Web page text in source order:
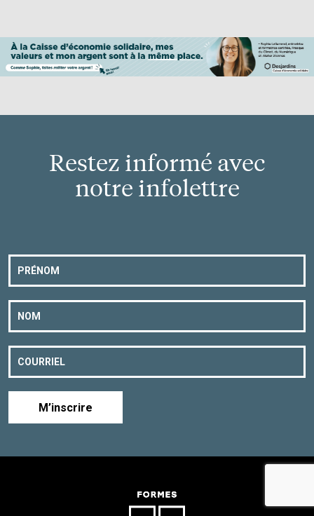
Restez informé avec
notre infolettre
M’inscrire